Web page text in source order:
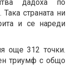
дадоха по
страната ни
и се нареди
още 312 точки.
триумф с общо